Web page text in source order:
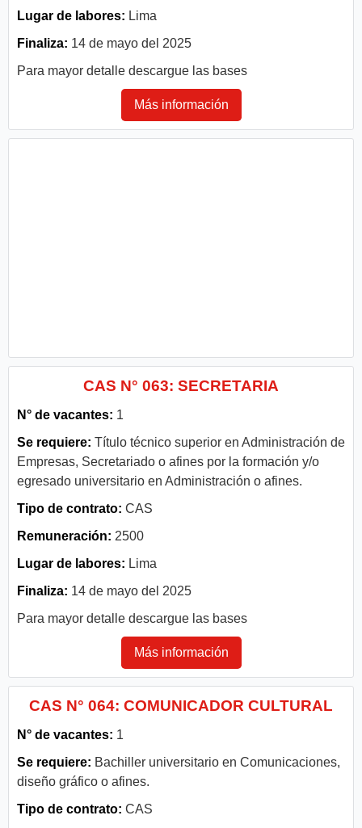
Lugar de labores: Lima
Finaliza: 14 de mayo del 2025
Para mayor detalle descargue las bases
Más información
CAS N° 063: SECRETARIA
N° de vacantes: 1
Se requiere: Título técnico superior en Administración de
Empresas, Secretariado o afines por la formación y/o
egresado universitario en Administración o afines.
Tipo de contrato: CAS
Remuneración: 2500
Lugar de labores: Lima
Finaliza: 14 de mayo del 2025
Para mayor detalle descargue las bases
Más información
CAS N° 064: COMUNICADOR CULTURAL
N° de vacantes: 1
Se requiere: Bachiller universitario en Comunicaciones,
diseño gráfico o afines.
Tipo de contrato: CAS